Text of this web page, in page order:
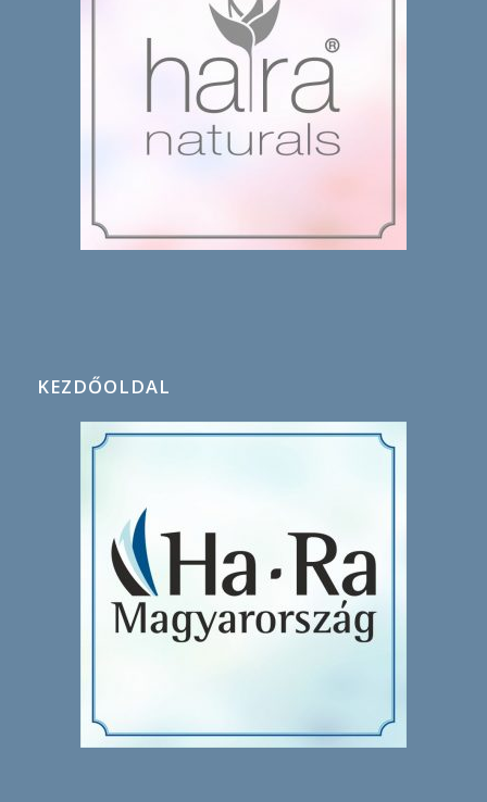
KEZDŐOLDAL